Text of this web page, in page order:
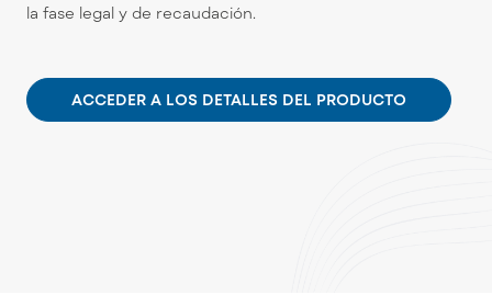
la fase legal y de recaudación.
ACCEDER A LOS DETALLES DEL PRODUCTO